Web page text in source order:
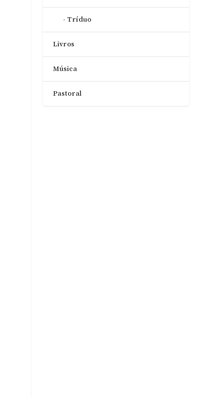
Tríduo
Livros
Música
Pastoral